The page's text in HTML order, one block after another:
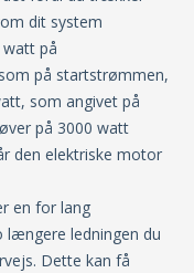
dit system
på
på startstrømmen,
som angivet på
på 3000 watt
den elektriske motor
en for lang
længere ledningen du
Dette kan få